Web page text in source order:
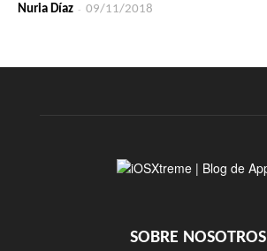
Nuria Díaz - 09/11/2018
SOBRE NOSOTROS